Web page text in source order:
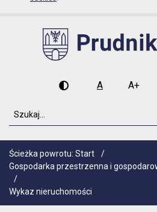
Wysoki kontrast
A
Czcionka
A+
Szukaj
Ścieżka powrotu: Start
/
Gospodarka przestrzenna i
/
Wykaz nieruchomości